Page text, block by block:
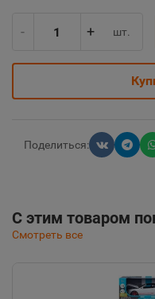
- + шт.
Поделиться:
С этим товаром
Смотреть все